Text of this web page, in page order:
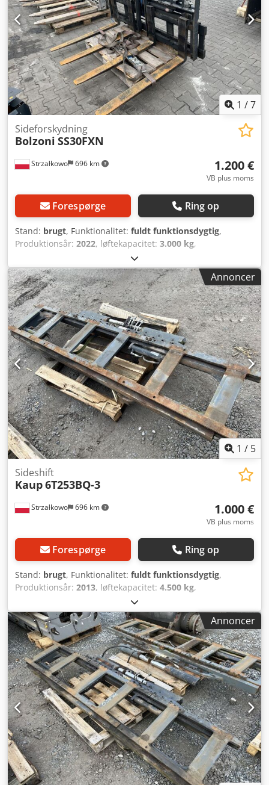
1 /7
Strzałkowo 696 km
Sideforskydning
Bolzoni SS30FXN
1.200 €
VB plus moms
Forespørge Ring op
Stand: brugt, Funktionalitet: fuldt funktionsdygtig,
Produktionsår: 2022, løftekapacitet: 3.000 kg,
Sidetiltsaggregat ISO-klasse: ISO klasse 3 = 2.500 - 4.999 kg
Stand: Klar til drift og fuldt funktionsdygtig Teknisk stand:
god Djdpfjyi Nclox Akxskr Beskrivelse: År 2022 ISO 3A (51
cm) Kapacitet 3.000 kg Dobbelt sideskifter Bredde 1900
mm Gafler 1100 mm ID OS1882
Annoncer
1 / 5
Strzałkowo 696 km
Sideshift
Kaup6T253BQ-3
1.000 €
VB plus moms
Forespørge Ring op
Stand: brugt, Funktionalitet: fuldt funktionsdygtig,
Produktionsår: 2013, løftekapacitet: 4.500 kg,
, tomvægt:
konstruktionsbredde:2.940 mm, Sideskifter Dedpst S N
Ixsfx Akxskr Lasttyngdepunkt: 600 ISO-klasse: ISO klasse 4 =
5.000 - 10.000 kg Teknisk stand: god Beskrivelse: Gafler ISO
3A (51 cm)
Annoncer